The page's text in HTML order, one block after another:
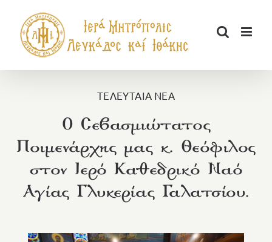
περιεχόμενο
ΤΕΛΕΥΤΑΙΑ ΝΕΑ
Ο Σεβασμιώτατος
Ποιμενάρχης μας κ. Θεόφιλος
στον Ιερό Καθεδρικό Ναό
Αγίας Γλυκερίας Γαλατσίου.